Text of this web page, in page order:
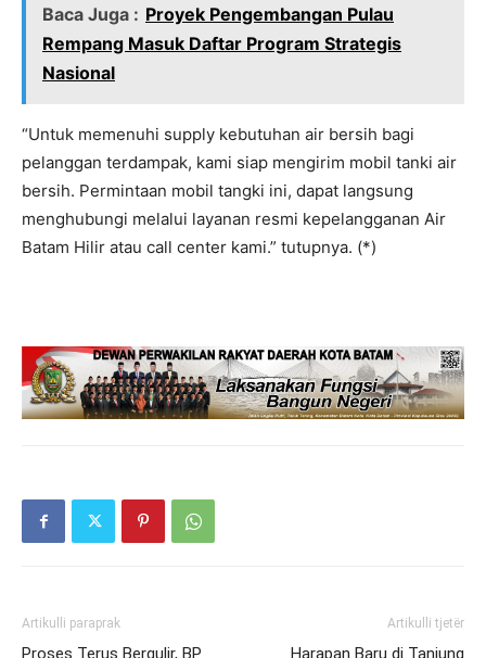
Baca Juga : Proyek Pengembangan Pulau
Rempang Masuk Daftar Program Strategis
Nasional
“Untuk memenuhi supply kebutuhan air bersih bagi
pelanggan terdampak, kami siap mengirim mobil tanki air
bersih. Permintaan mobil tangki ini, dapat langsung
menghubungi melalui layanan resmi kepelangganan Air
Batam Hilir atau call center kami.” tutupnya. (*)
Artikulli paraprak
Proses Terus Bergulir, BP
Artikulli tjetër
Harapan Baru di Tanjung